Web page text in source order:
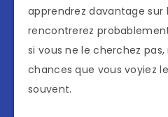
apprendrez davantage sur
rencontrerez
si vous ne le cherchez
chances que vous voyiez
souvent.